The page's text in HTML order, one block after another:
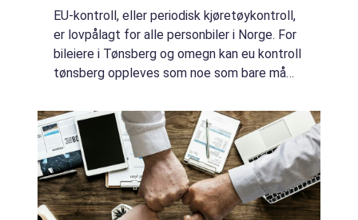
EU-kontroll, eller periodisk kjøretøykontroll,
er lovpålagt for alle personbiler i Norge. For
bileiere i Tønsberg og omegn kan eu kontroll
tønsberg oppleves som noe som bare må
både penger og bekymringer på...